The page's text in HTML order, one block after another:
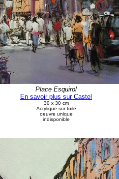
Place Esquirol
En savoir plus sur Castel
30 x 30 cm
Acrylique sur toile
oeuvre unique
indisponible